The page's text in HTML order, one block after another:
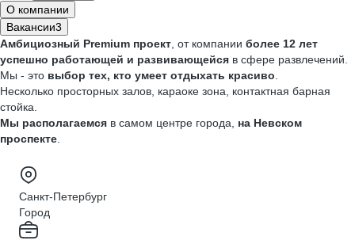
О компании
Вакансии3
Амбициозный Premium проект , от компании более 12 лет
успешно работающей и развивающейся в сфере развлечений.
Мы - это выбор тех, кто умеет отдыхать красиво
Несколько просторных залов, караоке зона, контактная барная
стойка.
Мы располагаемся в самом центре города, на Невском
проспекте
Санкт-Петербург
Город